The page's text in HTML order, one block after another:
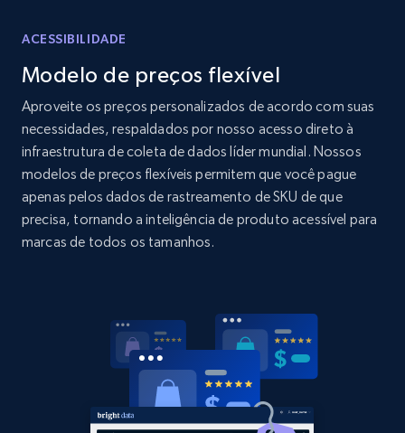
Amazon products global dataset - Collects
products by specific category URL
Title, Seller name, Brand, Description, Initial
price, Currency, Availability, Reviews count, and
more.
2.1K+ 375+
Amazon products global dataset -
Collecting products by keyword search
Title, Seller name, Brand, Description, Initial
price, Currency, Availability, Reviews count, and
ACESSIBILIDADE
Modelo de preços flexível
Aproveite os preços personalizados de acordo com suas
necessidades, respaldados por nosso acesso direto à
infraestrutura de coleta de dados líder mundial. Nossos
modelos de preços flexíveis permitem que você pague
apenas pelos dados de rastreamento de SKU de que
precisa, tornando a inteligência de produto acessível para
marcas de todos os tamanhos.